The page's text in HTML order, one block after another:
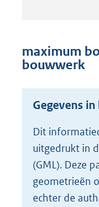
maximum
bouwwerk
Gegevens
Dit
uitgedrukt in
(GML). Deze
geometrieën
echter de